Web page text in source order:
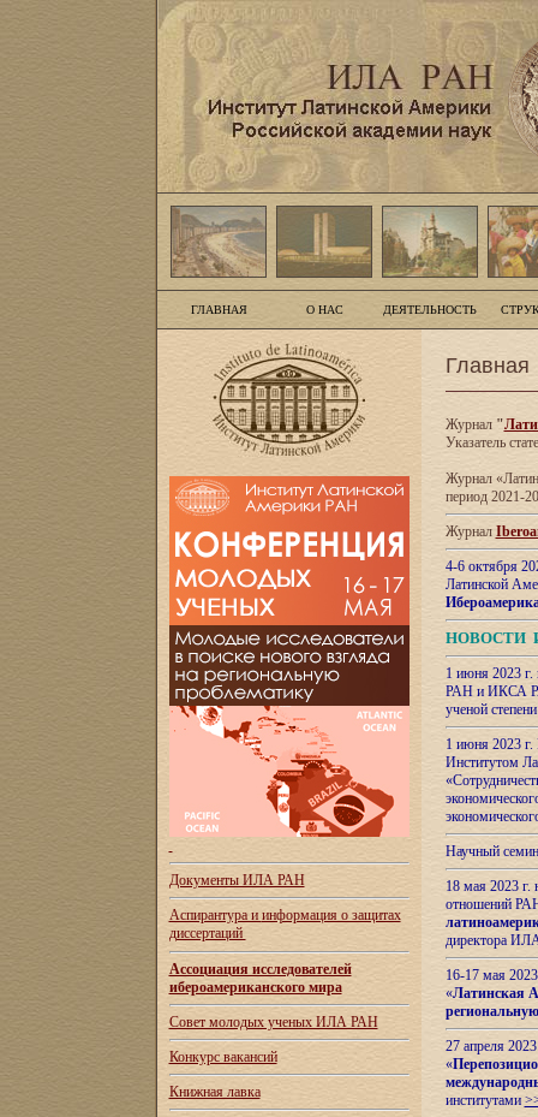
ГЛАВНАЯ О НАС ДЕЯТЕЛЬНОСТЬ
Документы ИЛА РАН
Аспирантура и информация о защитах
диссертаций
Ассоциация исследователей
ибероамериканского мира
Совет молодых ученых ИЛА РАН
Конкурс вакансий
Книжная лавка
Главная
Журнал"
Указатель
Журнал
период 2021-
Журнал
4-6 октября
Латинской
НОВОСТИ
1 июня 2023
РАН и ИКСА
ученой
1 июня 2023
Институтом
Научный
18 мая 2023
отношений
директора
16-17 мая
«Латинская
27 апреля
«
институтами